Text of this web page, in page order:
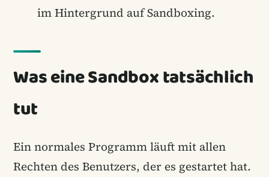
im Hintergrund auf Sandboxing.
Was eine Sandbox tatsächlich
tut
Ein normales Programm läuft mit allen
Rechten des Benutzers, der es gestartet hat.